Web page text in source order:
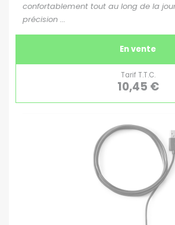
confortablement tout au long de la
précision ...
En vente
Tarif T.T.C.
10,45 €